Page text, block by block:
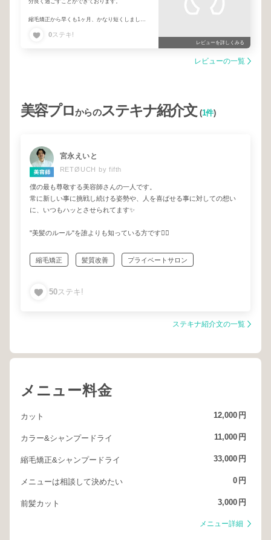
縮毛矯正から早くも1ヶ月、かなり短くしました
と思いますが、それも楽しみでさえあります。
0ステキ!
レビューを詳しくみる
レビューの一覧
美容プロからのステキナ紹介文(1件)
宮永えいと
RETØUCH by fifth
僕の最も尊敬する美容師さんの一人です。
常に新しい事に挑戦し続ける姿勢や、人を喜ばせる事に対しての想い
に、いつもハッとさせられてます✨
"美髪のルール"を誰よりも知っている方です💇‍♀️
縮毛矯正 髪質改善 プライベートサロン
一対一の安心施術&接客
50ステキ!
ステキナ紹介文の一覧
メニュー料金
カット 12,000 円
カラー&シャンプードライ 11,000 円
縮毛矯正&シャンプードライ 33,000 円
メニューは相談して決めたい 0 円
前髪カット 3,000 円
メニュー詳細